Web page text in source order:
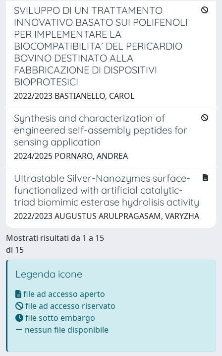
SVILUPPO DI UN TRATTAMENTO
INNOVATIVO BASATO SUI POLIFENOLI
PER IMPLEMENTARE LA
BIOCOMPATIBILITA’ DEL PERICARDIO
BOVINO DESTINATO ALLA
FABBRICAZIONE DI DISPOSITIVI
BIOPROTESICI
2022/2023 BASTIANELLO, CAROL
Synthesis and characterization of
engineered self-assembly peptides for
sensing application
2024/2025 PORNARO, ANDREA
UItrastable Silver-Nanozymes surface-
functionalized with artificial catalytic-
triad biomimic esterase hydrolisis activity
2022/2023 AUGUSTUS ARULPRAGASAM, VARYZHA
Mostrati risultati da 1 a 15
di 15
Legenda icone
file ad accesso aperto
file ad accesso riservato
file sotto embargo
nessun file disponibile